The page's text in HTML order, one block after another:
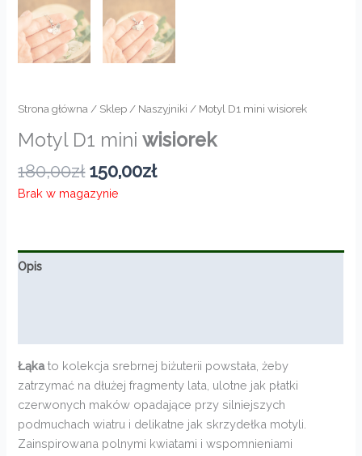
Strona główna / Sklep / Naszyjniki / Motyl D1 mini wisiorek
Motyl D1 miniwisiorek
180,00zł Pierwotna
cena
150,00złAktualna
Brak w magazynie
Opis
Łąkato kolekcja srebrnej biżuterii powstała, żeby
zatrzymać na dłużej fragmenty lata, ulotne jak płatki
czerwonych maków opadające przy silniejszych
podmuchach wiatru i delikatne jak skrzydełka motyli.
Zainspirowana polnymi kwiatami i wspomnieniami